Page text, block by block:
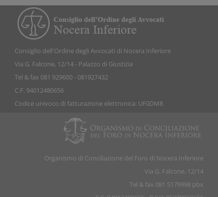
Consiglio dell'Ordine degli Avvocati di Nocera Inferiore
Via G. Falcone, 12/14 - Palazzo di Giustizia
Tel & fax 081 929600 - 081927432
C.F. 94012480656
Codice univoco di fatturazione elettronica: UF0DM8
Organismo di Conciliazione del Foro di Nocera Inferiore
Via G. Falcone, 12/14
Tel & fax 081 5179998 pbx